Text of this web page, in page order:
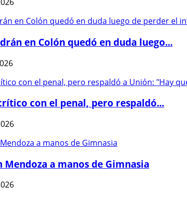
en Colón quedó en duda luego...
con el penal, pero respaldó...
Mendoza a manos de Gimnasia